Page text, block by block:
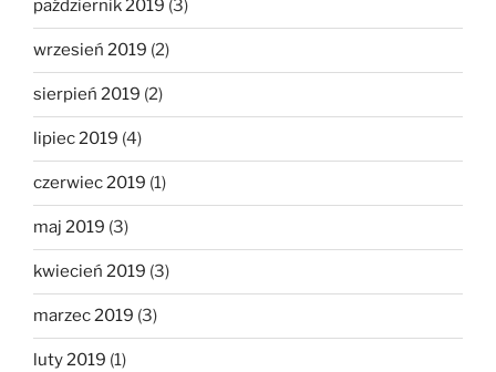
październik 2019 (3)
wrzesień 2019 (2)
sierpień 2019 (2)
lipiec 2019 (4)
czerwiec 2019 (1)
maj 2019 (3)
kwiecień 2019 (3)
marzec 2019 (3)
luty 2019 (1)